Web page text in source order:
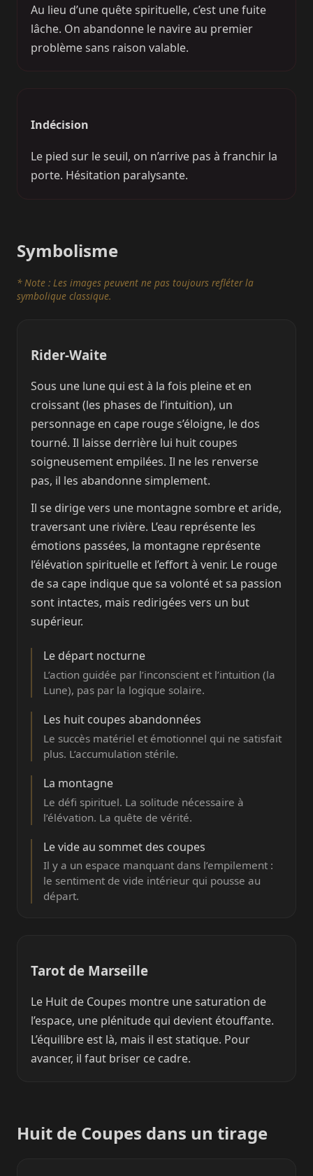
Au lieu d’une quête spirituelle, c’est une fuite
lâche. On abandonne le navire au premier
problème sans raison valable.
Indécision
Le pied sur le seuil, on n’arrive pas à franchir la
porte. Hésitation paralysante.
Symbolisme
* Note : Les images peuvent ne pas toujours refléter la
symbolique classique.
Rider-Waite
Sous une lune qui est à la fois pleine et en
croissant (les phases de l’intuition), un
personnage en cape rouge s’éloigne, le dos
tourné. Il laisse derrière lui huit coupes
soigneusement empilées. Il ne les renverse
pas, il les abandonne simplement.
Il se dirige vers une montagne sombre et aride,
traversant une rivière. L’eau représente les
émotions passées, la montagne représente
l’élévation spirituelle et l’effort à venir. Le rouge
de sa cape indique que sa volonté et sa passion
sont intactes, mais redirigées vers un but
supérieur.
Le départ nocturne
L’action guidée par l’inconscient et l’intuition (la
Lune), pas par la logique solaire.
Les huit coupes abandonnées
Le succès matériel et émotionnel qui ne satisfait
plus. L’accumulation stérile.
La montagne
Le défi spirituel. La solitude nécessaire à
l’élévation. La quête de vérité.
Le vide au sommet des coupes
Il y a un espace manquant dans l’empilement :
le sentiment de vide intérieur qui pousse au
départ.
Tarot de Marseille
Le Huit de Coupes montre une saturation de
l’espace, une plénitude qui devient étouffante.
L’équilibre est là, mais il est statique. Pour
avancer, il faut briser ce cadre.
Huit de Coupes dans un tirage